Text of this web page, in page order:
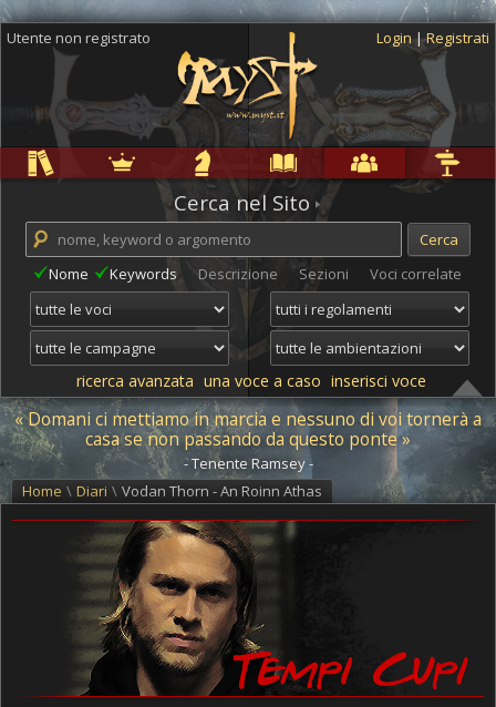
Utente non registrato Login |Registrati
Cerca nel Sito
Nome Keywords Descrizione Sezioni Voci correlate
ricerca avanzata una voce a caso inserisci voce
« Domani ci mettiamo in marcia e nessuno di voi tornerà a
casa se non passando da questo ponte »
- Tenente Ramsey -
Home \ Diari \ Vodan Thorn - An Roinn Athas